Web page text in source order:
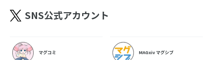
SNS公式アカウント
マグコミ MAGxiv マグシブ